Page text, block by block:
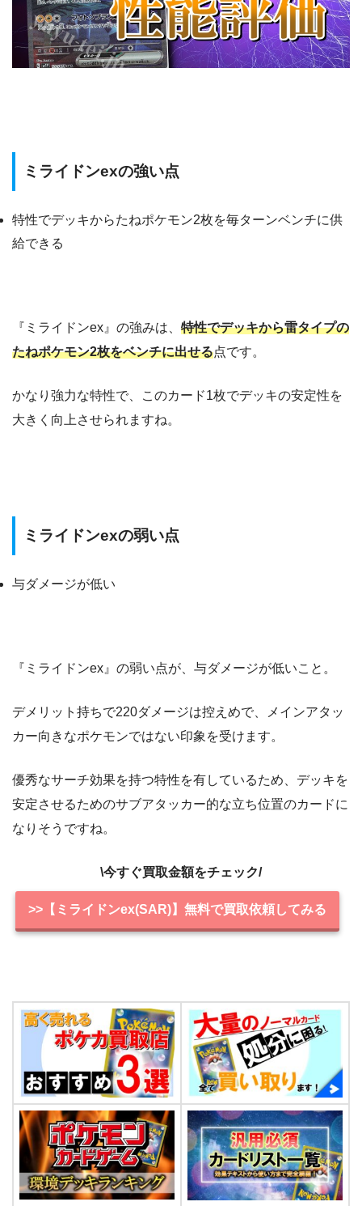
ミライドンexの強い点
特性でデッキからたねポケモン2枚を毎ターンベンチに供
給できる
『ミライドンex』の強みは、 特性でデッキから雷タイプの
たねポケモン2枚をベンチに出せる点です。
かなり強力な特性で、このカード1枚でデッキの安定性を
大きく向上させられますね。
ミライドンexの弱い点
与ダメージが低い
『ミライドンex』の弱い点が、与ダメージが低いこと。
デメリット持ちで220ダメージは控えめで、メインアタッ
カー向きなポケモンではない印象を受けます。
優秀なサーチ効果を持つ特性を有しているため、デッキを
安定させるためのサブアタッカー的な立ち位置のカードに
なりそうですね。
\今すぐ買取金額をチェック/
>>【ミライドンex(SAR)】無料で買取依頼してみる